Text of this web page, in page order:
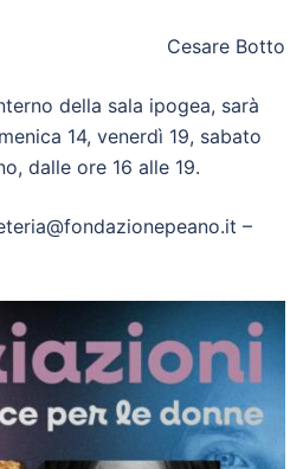
Cesare Botto
della sala ipogea, sarà
14, venerdì 19, sabato
dalle ore 16 alle 19.
–